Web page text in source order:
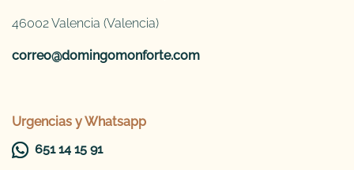
46002 Valencia (Valencia)
correo@domingomonforte.com
Urgencias y Whatsapp
651 14 15 91